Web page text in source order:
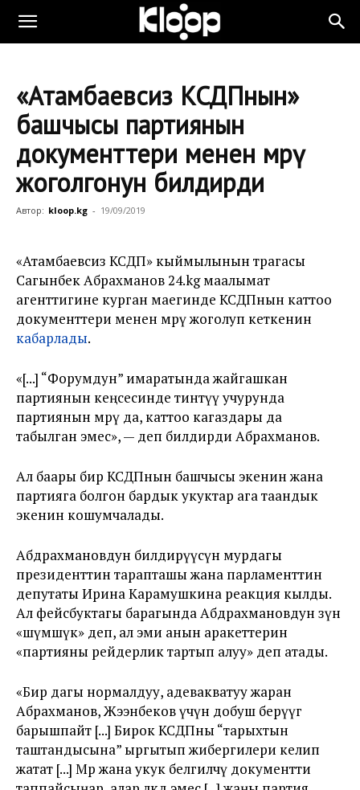
«Атамбаевсиз КСДПнын»
башчысы партиянын
документтери менен мөөрү
жоголгонун билдирди
Автор: kloop.kg - 19/09/2019
«Атамбаевсиз КСДП» кыймылынын төрагасы
Сагынбек Абрахманов 24.kg маалымат
агенттигине курган маегинде КСДПнын каттоо
документтери менен мөөрү жоголуп кеткенин
кабарлады.
«[...] “Форумдун” имаратында жайгашкан
партиянын кеңсесинде тинтүү учурунда
партиянын мөөрү да, каттоо кагаздары да
табылган эмес», — деп билдирди Абрахманов.
Ал баары бир КСДПнын башчысы экенин жана
партияга болгон бардык укуктар ага таандык
экенин кошумчалады.
Абдрахмановдун билдирүүсүнө мурдагы
президенттин тарапташы жана парламенттин
депутаты Ирина Карамушкина реакция кылды.
Ал фейсбуктагы барагында Абдрахмановдун өзүн
«шүмшүк» деп, ал эми анын аракеттерин
«партияны рейдерлик тартып алуу» деп атады.
«Бир дагы нормалдуу, адевакватуу жаран
Абрахманов, Жээнбеков үчүн добуш берүүгө
барышпайт [...] Бирок КСДПны “тарыхтын
таштандысына” ыргытып жибергилери келип
жатат [...] Мөөр жана укук белгилөөчү документти